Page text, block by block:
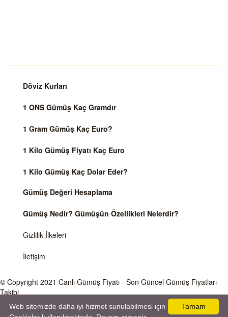
Döviz Kurları
1 ONS Gümüş Kaç Gramdır
1 Gram Gümüş Kaç Euro?
1 Kilo Gümüş Fiyatı Kaç Euro
1 Kilo Gümüş Kaç Dolar Eder?
Gümüş Değeri Hesaplama
Gümüş Nedir? Gümüşün Özellikleri Nelerdir?
Gizlilik İlkeleri
İletişim
© Copyright 2021 Canlı Gümüş Fiyatı - Son Güncel Gümüş Fiyatları
Takibi
Önemli Uyarı
Gümüş fiyatları ve Döviz Kurları, Dünya piyasalarında işlem gören ve anlık değişen
Tamam
Web sitemizde daha iyi hizmet sunulabilmesi için